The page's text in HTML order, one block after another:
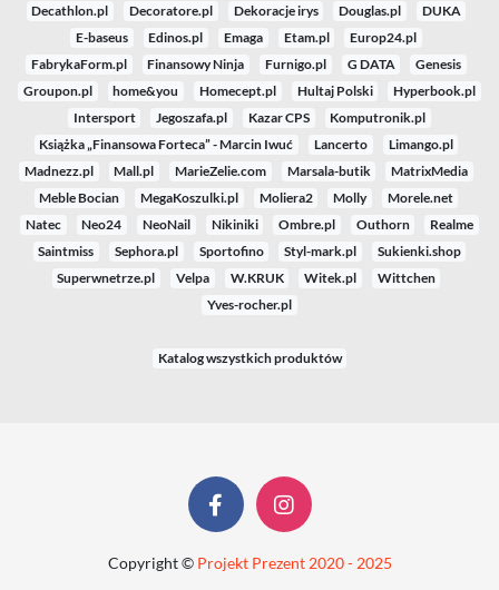
Decathlon.pl
Decoratore.pl Dekoracje irys Douglas.pl
DUKA
E-baseus
Edinos.pl Emaga Etam.pl
Europ24.pl
FabrykaForm.pl
Finansowy Ninja Furnigo.pl G DATA
Genesis
Groupon.pl
home&you Homecept.pl Hultaj Polski
Hyperbook.pl
Intersport
Jegoszafa.pl Kazar CPS
Komputronik.pl
Książka „Finansowa Forteca” - Marcin Iwuć
Lancerto
Limango.pl
Madnezz.pl
Mall.pl MarieZelie.com Marsala-butik
MatrixMedia
Meble Bocian
MegaKoszulki.pl Moliera2 Molly
Morele.net
Natec
Neo24 NeoNail Nikiniki Ombre.pl Outhorn
Realme
Saintmiss
Sephora.pl Sportofino Styl-mark.pl
Sukienki.shop
Superwnetrze.pl
Velpa W.KRUK Witek.pl
Wittchen
Yves-rocher.pl
Katalog wszystkich produktów
Copyright © Projekt Prezent 2020 - 2025